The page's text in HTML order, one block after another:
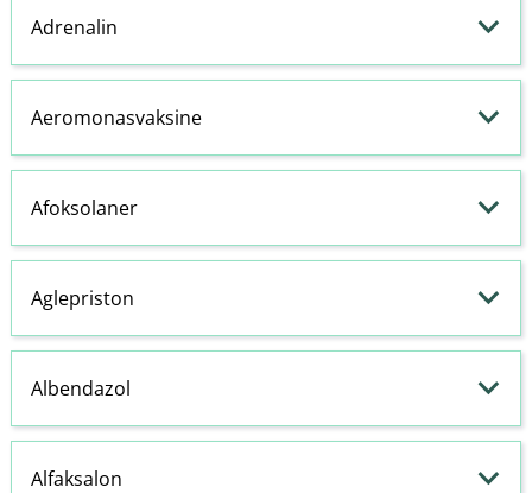
Adrenalin
Aeromonasvaksine
Afoksolaner
Aglepriston
Albendazol
Alfaksalon